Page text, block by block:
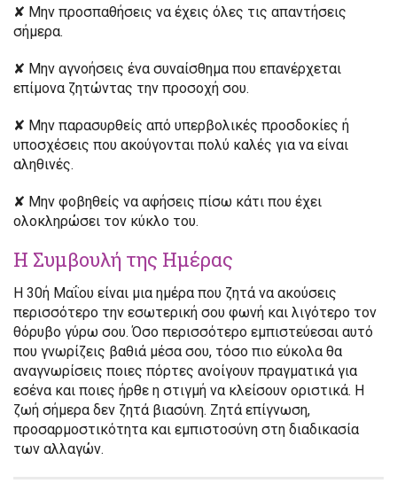
✘ Μην προσπαθήσεις να έχεις όλες τις απαντήσεις
σήμερα.
✘ Μην αγνοήσεις ένα συναίσθημα που επανέρχεται
επίμονα ζητώντας την προσοχή σου.
✘ Μην παρασυρθείς από υπερβολικές προσδοκίες ή
υποσχέσεις που ακούγονται πολύ καλές για να είναι
αληθινές.
✘ Μην φοβηθείς να αφήσεις πίσω κάτι που έχει
ολοκληρώσει τον κύκλο του.
Η Συμβουλή της Ημέρας
Η 30ή Μαΐου είναι μια ημέρα που ζητά να ακούσεις
περισσότερο την εσωτερική σου φωνή και λιγότερο τον
θόρυβο γύρω σου. Όσο περισσότερο εμπιστεύεσαι αυτό
που γνωρίζεις βαθιά μέσα σου, τόσο πιο εύκολα θα
αναγνωρίσεις ποιες πόρτες ανοίγουν πραγματικά για
εσένα και ποιες ήρθε η στιγμή να κλείσουν οριστικά. Η
ζωή σήμερα δεν ζητά βιασύνη. Ζητά επίγνωση,
προσαρμοστικότητα και εμπιστοσύνη στη διαδικασία
των αλλαγών.